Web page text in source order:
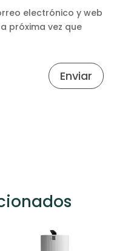
electrónico y web
próxima vez que
Enviar